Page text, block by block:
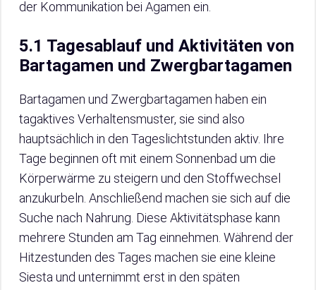
der Kommunikation bei Agamen ein.
5.1 Tagesablauf und Aktivitäten von
Bartagamen und Zwergbartagamen
Bartagamen und Zwergbartagamen haben ein
tagaktives Verhaltensmuster, sie sind also
hauptsächlich in den Tageslichtstunden aktiv. Ihre
Tage beginnen oft mit einem Sonnenbad um die
Körperwärme zu steigern und den Stoffwechsel
anzukurbeln. Anschließend machen sie sich auf die
Suche nach Nahrung. Diese Aktivitätsphase kann
mehrere Stunden am Tag einnehmen. Während der
Hitzestunden des Tages machen sie eine kleine
Siesta und unternimmt erst in den späten